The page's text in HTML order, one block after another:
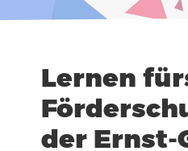
Lernen
der Ernst-